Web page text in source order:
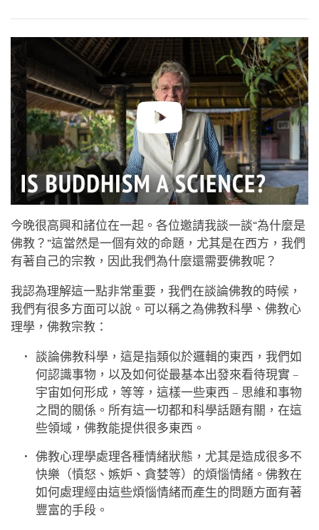
今晚很高興和諸位在一起。各位邀請我談一談“為什麼是
佛教？”這當然是一個有效的命題，尤其是在西方，我們
有著自己的宗教，因此我們為什麼還需要佛教呢？
我認為理解這一點非常重要，我們在談論佛教的時候，
我們有很多方面可以說。可以稱之為佛教科學、佛教心
理學，佛教宗教：
談論佛教科學，這是指類似於邏輯的東西，我們如
何認識事物，以及如何從最基本出發來看待現實 –
宇宙如何形成，等等，這樣一些東西 – 思維和事物
之間的關係。所有這一切都和科學話題有關，在這
些領域，佛教能提供很多東西。
佛教心理學處理各種情緒狀態，尤其是造成很多不
快樂（憤怒、嫉妒、貪婪等）的煩惱情緒。佛教在
如何處理經由這些煩惱情緒而產生的問題方面有著
豐富的手段。